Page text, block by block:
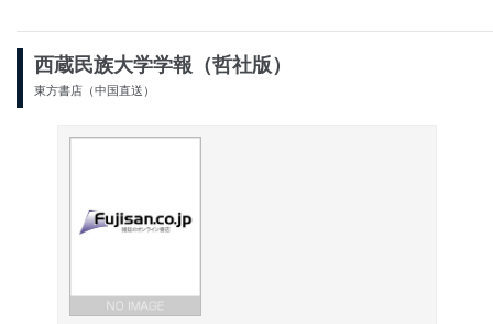
西蔵民族大学学報（哲社版）
東方書店（中国直送）